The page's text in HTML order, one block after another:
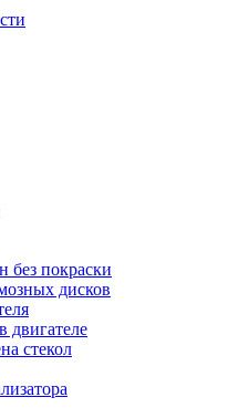
без покраски
дисков
двигателе
стекол